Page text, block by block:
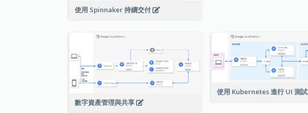
使用 Spinnaker 持續交付
數字資產管理與共享
使用 Kubernetes 進行 UI 測試